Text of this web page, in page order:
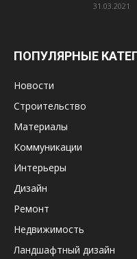
31.03.2021
ПОПУЛЯРНЫЕ
Новости
Строительство
Материалы
Коммуникации
Интерьеры
Дизайн
Ремонт
Недвижимость
Ландшафтный дизайн